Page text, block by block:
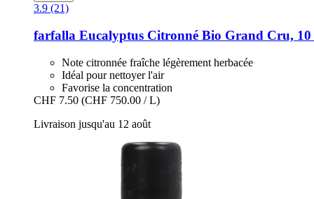
3.9 (21)
farfalla Eucalyptus Citronné Bio Grand Cru,
Note citronnée fraîche légèrement herbacée
Idéal pour nettoyer l'air
Favorise la concentration
CHF 7.50 (CHF 750.00 / L)
Livraison jusqu'au 12 août